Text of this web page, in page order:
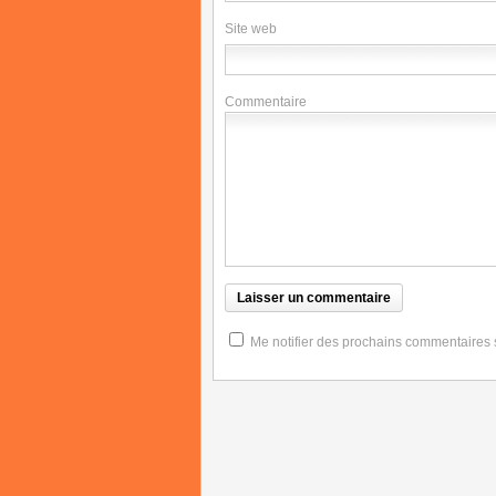
Site web
Commentaire
Me notifier des prochains